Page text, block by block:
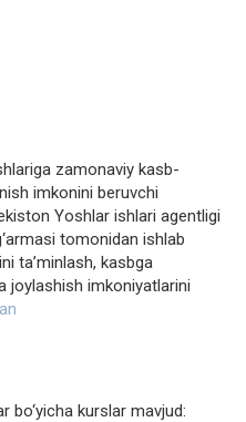
zamonaviy kasb-
imkonini beruvchi
Yoshlar ishlari agentligi
tomonidan ishlab
ta’minlash, kasbga
joylashish imkoniyatlarini
bo‘yicha kurslar mavjud: